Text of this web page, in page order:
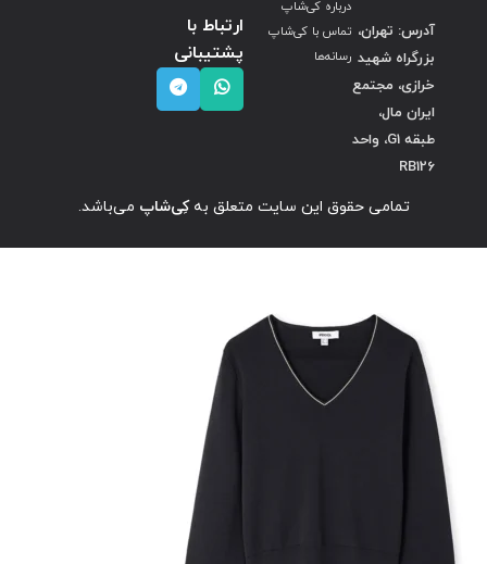
آدرس: تهران،
بزرگراه شهید
خرازی، مجتمع
ایران مال،
طبقه G1، واحد
RB126
درباره کی‌شاپ
تماس با کی‌شاپ
رسانه‌ها
ارتباط با
پشتیبانی
تمامی حقوق این سایت متعلق بهکِی‌شاپ می‌باشد.